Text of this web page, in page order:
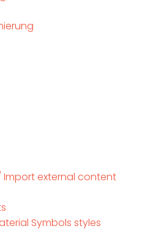
Import external content
Symbols styles